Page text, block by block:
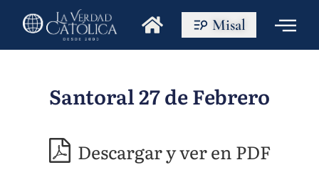
Misal
Santoral 27 de Febrero
Descargar y ver en PDF